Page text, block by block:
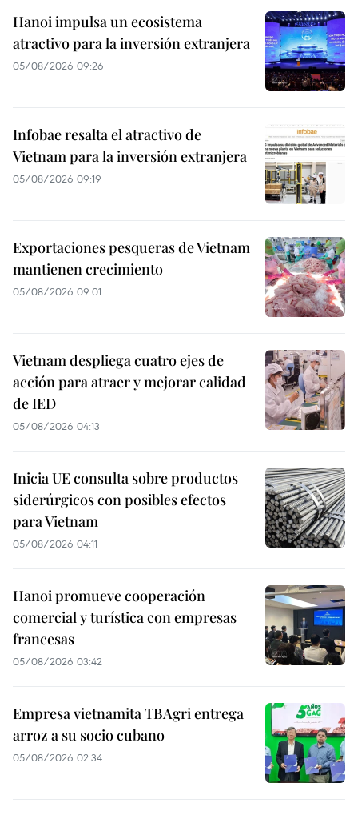
Hanoi impulsa un ecosistema
atractivo para la inversión extranjera
05/08/2026 09:26
Infobae resalta el atractivo de
Vietnam para la inversión extranjera
05/08/2026 09:19
Exportaciones pesqueras de Vietnam
mantienen crecimiento
05/08/2026 09:01
Vietnam despliega cuatro ejes de
acción para atraer y mejorar calidad
de IED
05/08/2026 04:13
Inicia UE consulta sobre productos
siderúrgicos con posibles efectos
para Vietnam
05/08/2026 04:11
Hanoi promueve cooperación
comercial y turística con empresas
francesas
05/08/2026 03:42
Empresa vietnamita TBAgri entrega
arroz a su socio cubano
05/08/2026 02:34